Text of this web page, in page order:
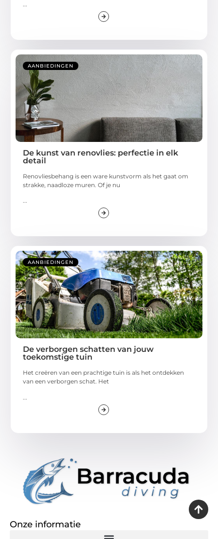
AANBIEDINGEN
De kunst van renovlies: perfectie in elk
detail
Renovliesbehang is een ware kunstvorm als het gaat om
strakke, naadloze muren. Of je nu
...
AANBIEDINGEN
De verborgen schatten van jouw
toekomstige tuin
Het creëren van een prachtige tuin is als het ontdekken
van een verborgen schat. Het
Onze informatie